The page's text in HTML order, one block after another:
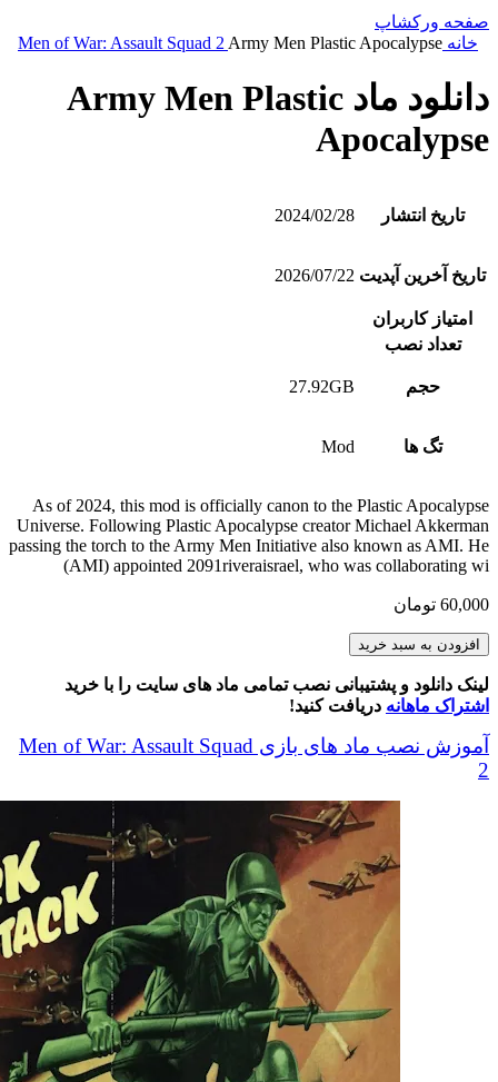
صفحه ورکشاپ
خانه
Men of War: Assault Squad 2 Army Men Plastic Apocalypse
دانلود ماد Army Men Plastic
Apocalypse
تاریخ انتشار 2024/02/28
تاریخ آخرین آپدیت 2026/07/22
امتیاز کاربران
تعداد نصب
حجم 27.92GB
تگ ها Mod
As of 2024, this mod is officially canon to the Plastic Apocalypse
Universe. Following Plastic Apocalypse creator Michael Akkerman
passing the torch to the Army Men Initiative also known as AMI. He
(AMI) appointed 2091riveraisrael, who was collaborating wi
60,000 تومان
Army
Men
Plastic
Apocalypse
افزودن به سبد خرید
لینک دانلود و پشتیبانی نصب تمامی ماد های سایت را با خرید
اشتراک ماهانه دریافت کنید!
آموزش نصب ماد های بازی Men of War: Assault Squad
2